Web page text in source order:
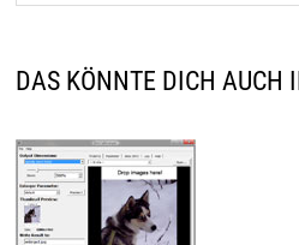
DAS KÖNNTE DICH AUCH